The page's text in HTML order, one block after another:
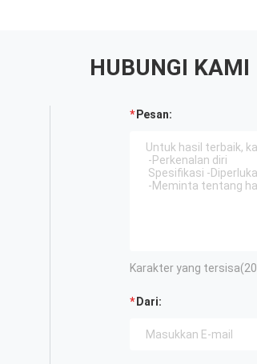
HUBUNGI KAMI
Pesan:
Karakter yang tersisa(20
Dari: